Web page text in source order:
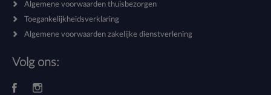
Algemene voorwaarden thuisbezorgen
Toegankelijkheidsverklaring
Algemene voorwaarden zakelijke dienstverlening
Volg ons: